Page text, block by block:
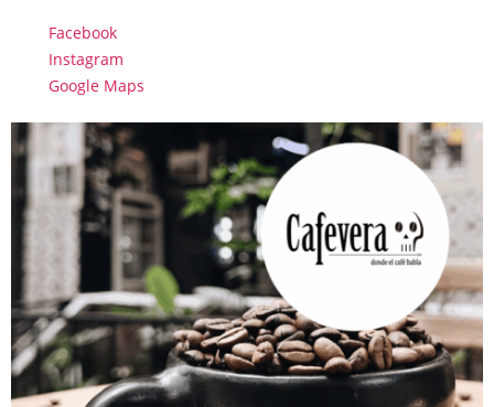
Facebook
Instagram
Google Maps